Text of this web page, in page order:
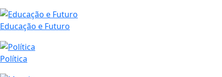
Educação e Futuro
Política